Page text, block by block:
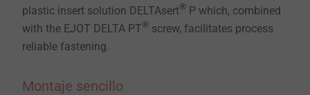
plastic insert solution DELTAsert® P which, combined
with the EJOT DELTA PT® screw, facilitates process
reliable fastening.
Montaje sencillo